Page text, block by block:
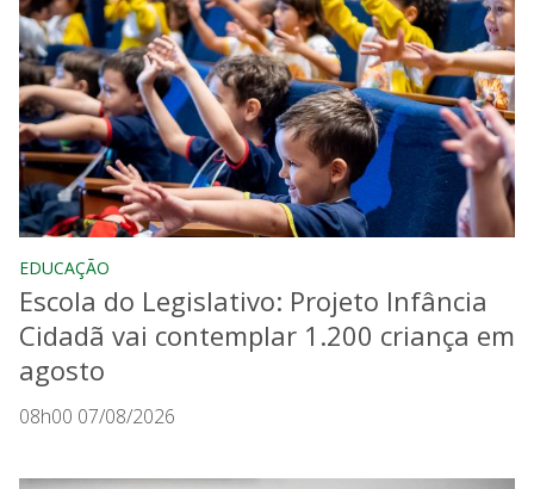
EDUCAÇÃO
Escola do Legislativo: Projeto Infância
Cidadã vai contemplar 1.200 criança em
agosto
08h00 07/08/2026